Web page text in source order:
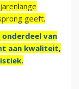
geeft.
van
aan kwaliteit,